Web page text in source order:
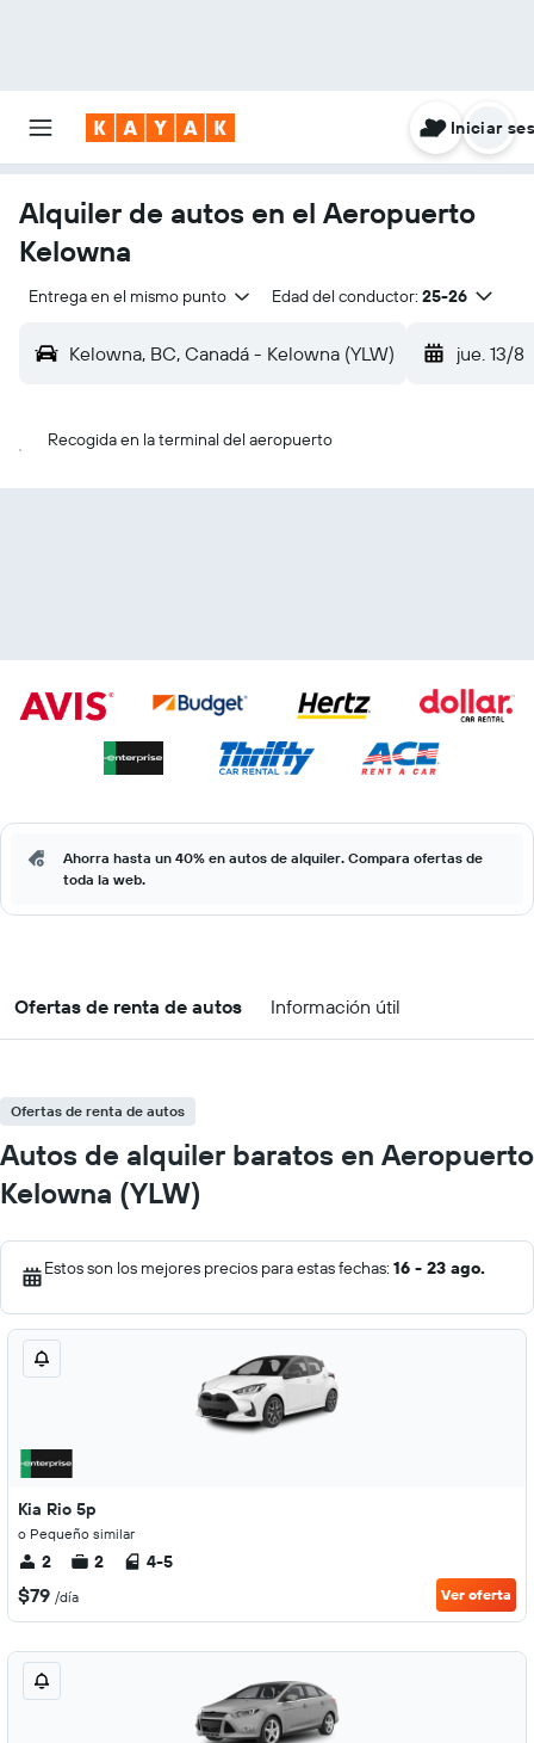
Iniciar
Alquiler de autos en el Aeropuerto
Kelowna
Entrega en el mismo punto Edad del conductor: 25-26
Kelowna, BC, Canadá - Kelowna (YLW) jue. 13/8
Recogida en la terminal del aeropuerto
Ahorra hasta un 40% en autos de alquiler. Compara ofertas de
toda la web.
Ofertas de renta de autos Información útil
Ofertas de renta de autos
Autos de alquiler baratos en Aeropuerto
Kelowna (YLW)
Estos son los mejores precios para estas fechas: 16 - 23 ago.
Kia Rio 5p
o Pequeño similar
2 2 4-5
$79 /día Ver oferta